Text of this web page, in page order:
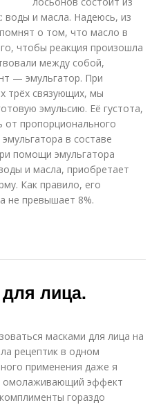
воды и масла. Надеюсь, из
о том, что масло в
чтобы реакция произошла
между собой,
— эмульгатор. При
трёх связующих, мы
эмульсию. Её густота,
от пропорционального
в составе
помощи эмульгатора
и масла, приобретает
Как правило, его
не превышает 8%.
лица.
масками для лица на
рецептик в одном
применения даже я
омолаживающий эффект
гораздо